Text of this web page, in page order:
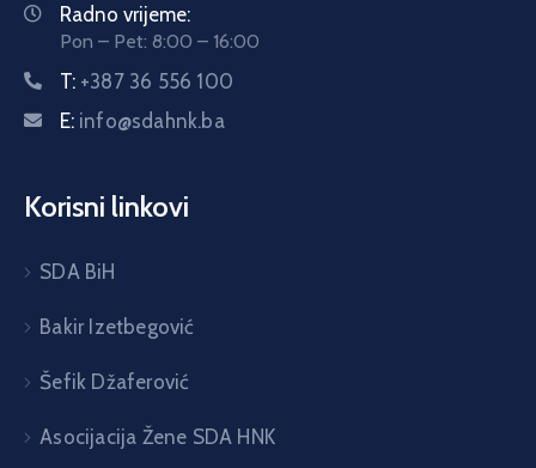
Radno vrijeme:
Pon – Pet: 8:00 – 16:00
T: +387 36 556 100
E: info@sdahnk.ba
Korisni linkovi
SDA BiH
Bakir Izetbegović
Šefik Džaferović
Asocijacija Žene SDA HNK